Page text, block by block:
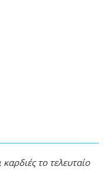
το τελευταίο